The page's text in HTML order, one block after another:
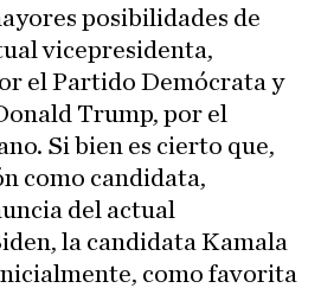
posibilidades de
vicepresidenta,
el Partido Demócrata y
Trump, por el
Si bien es cierto que,
como candidata,
del actual
la candidata Kamala
como favorita